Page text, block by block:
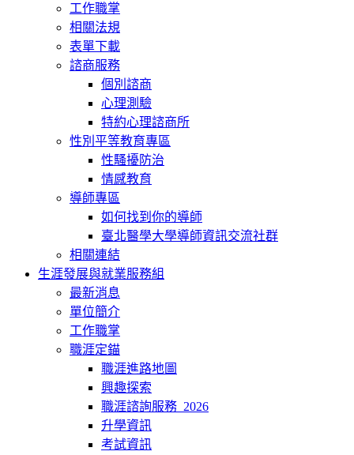
工作職掌
相關法規
表單下載
諮商服務
個別諮商
心理測驗
特約心理諮商所
性別平等教育專區
性騷擾防治
情感教育
導師專區
如何找到你的導師
臺北醫學大學導師資訊交流社群
相關連結
生涯發展與就業服務組
最新消息
單位簡介
工作職掌
職涯定錨
職涯進路地圖
興趣探索
職涯諮詢服務_2026
升學資訊
考試資訊